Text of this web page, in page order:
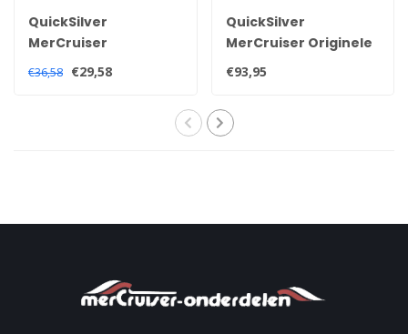
QuickSilver
MerCruiser
Quicksilver high
performance
€36,58 €29,58
QuickSilver
MerCruiser Originele
trim sensor en
zender kit voor alle
staartstukken
€93,95